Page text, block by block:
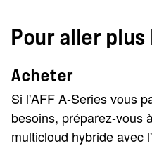
Pour aller
Acheter
Si l'AFF A-Series vous
besoins, préparez-vous
multicloud hybride avec